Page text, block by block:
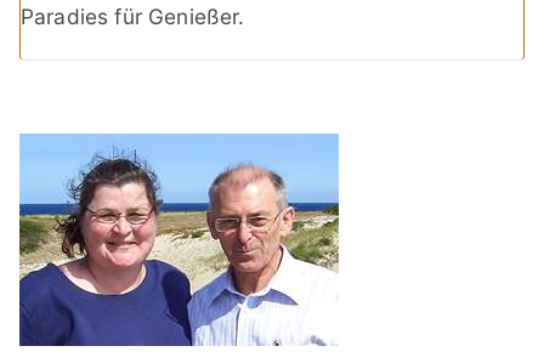
Paradies für Genießer.